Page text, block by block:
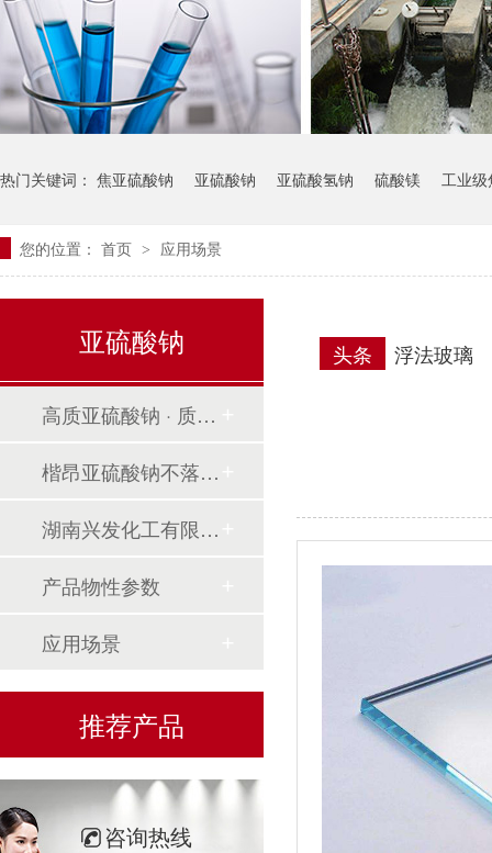
热门关键词： 焦亚硫酸钠 亚硫酸钠 亚硫酸氢钠 硫酸镁 工业
您的位置： 首页 > 应用场景
浮法玻璃
头条
亚硫酸钠
高质亚硫酸钠 · 质控关键点解读
楷昂亚硫酸钠不落地装运
湖南兴发化工有限公司
产品物性参数
应用场景
推荐产品
咨询热线